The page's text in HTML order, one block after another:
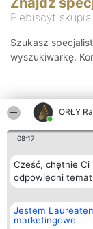
ORŁY
08:17
Cześć, chętnie Ci
odpowiedni
Jestem
marketingowe
Plebiscyt
Szukasz
wyszukiwarkę.
Organizator
Bright Side Solutions sp.
o. sp. k.